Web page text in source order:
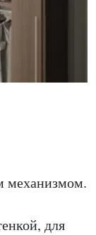
механизмом.
для